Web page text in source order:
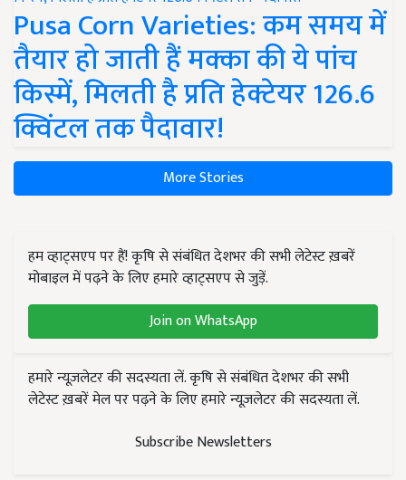
Pusa Corn Varieties: कम समय में
तैयार हो जाती हैं मक्का की ये पांच
किस्में, मिलती है प्रति हेक्टेयर 126.6
क्विंटल तक पैदावार!
More Stories
हम व्हाट्सएप पर हैं! कृषि से संबंधित देशभर की सभी लेटेस्ट ख़बरें
मोबाइल में पढ़ने के लिए हमारे व्हाट्सएप से जुड़ें.
Join on WhatsApp
हमारे न्यूज़लेटर की सदस्यता लें. कृषि से संबंधित देशभर की सभी
लेटेस्ट ख़बरें मेल पर पढ़ने के लिए हमारे न्यूज़लेटर की सदस्यता लें.
Subscribe Newsletters